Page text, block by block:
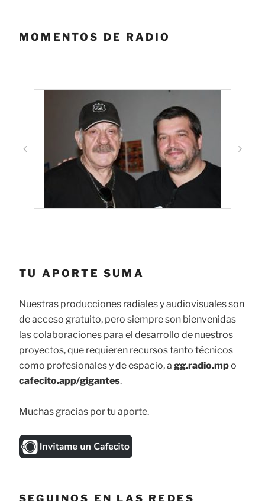
MOMENTOS DE RADIO
TU APORTE SUMA
Nuestras producciones radiales y audiovisuales son
de acceso gratuito, pero siempre son bienvenidas
las colaboraciones para el desarrollo de nuestros
proyectos, que requieren recursos tanto técnicos
como profesionales y de espacio, a gg.radio.mpo
cafecito.app/gigantes.
Muchas gracias por tu aporte.
SEGUINOS EN LAS REDES